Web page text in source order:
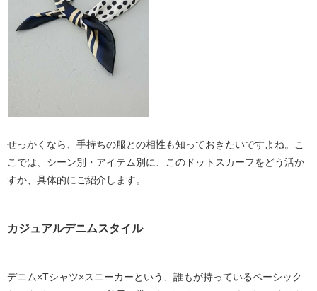
せっかくなら、手持ちの服との相性も知っておきたいですよね。こ
こでは、 シーン別・アイテム別 に、このドットスカーフをどう活か
すか、具体的にご紹介します。
カジュアルデニムスタイル
デニム×Tシャツ×スニーカーという、誰もが持っているベーシック